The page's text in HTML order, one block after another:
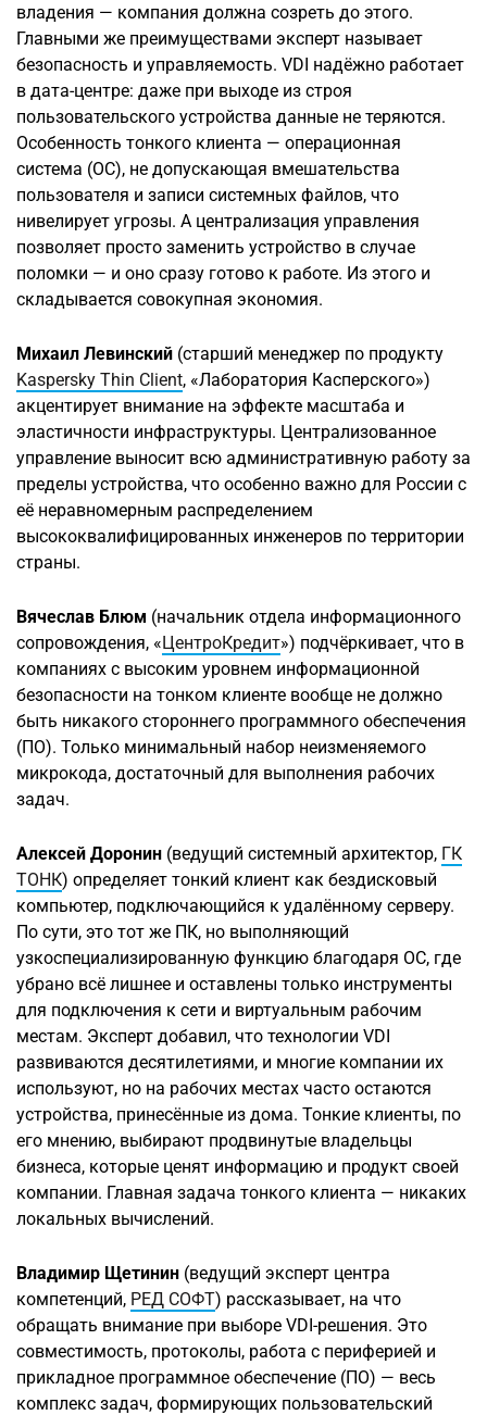
владения — компания должна созреть до этого.
Главными же преимуществами эксперт называет
безопасность и управляемость. VDI надёжно работает
в дата-центре: даже при выходе из строя
пользовательского устройства данные не теряются.
Особенность тонкого клиента — операционная
система (ОС), не допускающая вмешательства
пользователя и записи системных файлов, что
нивелирует угрозы. А централизация управления
позволяет просто заменить устройство в случае
поломки — и оно сразу готово к работе. Из этого и
складывается совокупная экономия.
Михаил Левинский (старший менеджер по продукту
Kaspersky Thin Client, «Лаборатория Касперского»)
акцентирует внимание на эффекте масштаба и
эластичности инфраструктуры. Централизованное
управление выносит всю административную работу за
пределы устройства, что особенно важно для России с
её неравномерным распределением
высококвалифицированных инженеров по территории
страны.
Вячеслав Блюм (начальник отдела информационного
сопровождения, «ЦентроКредит») подчёркивает, что в
компаниях с высоким уровнем информационной
безопасности на тонком клиенте вообще не должно
быть никакого стороннего программного обеспечения
(ПО). Только минимальный набор неизменяемого
микрокода, достаточный для выполнения рабочих
задач.
Алексей Доронин (ведущий системный архитектор, ГК
ТОНК) определяет тонкий клиент как бездисковый
компьютер, подключающийся к удалённому серверу.
По сути, это тот же ПК, но выполняющий
узкоспециализированную функцию благодаря ОС, где
убрано всё лишнее и оставлены только инструменты
для подключения к сети и виртуальным рабочим
местам. Эксперт добавил, что технологии VDI
развиваются десятилетиями, и многие компании их
используют, но на рабочих местах часто остаются
устройства, принесённые из дома. Тонкие клиенты, по
его мнению, выбирают продвинутые владельцы
бизнеса, которые ценят информацию и продукт своей
компании. Главная задача тонкого клиента — никаких
локальных вычислений.
Владимир Щетинин (ведущий эксперт центра
компетенций, РЕД СОФТ) рассказывает, на что
обращать внимание при выборе VDI-решения. Это
совместимость, протоколы, работа с периферией и
прикладное программное обеспечение (ПО) — весь
комплекс задач, формирующих пользовательский